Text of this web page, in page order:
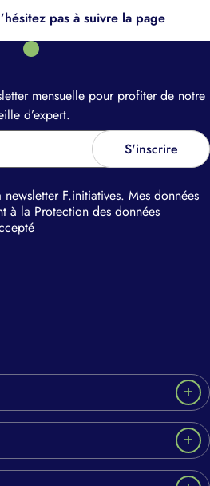
pas à suivre la page
mensuelle pour profiter de notre
d’expert.
newsletter F.initiatives. Mes données
à la Protection des données